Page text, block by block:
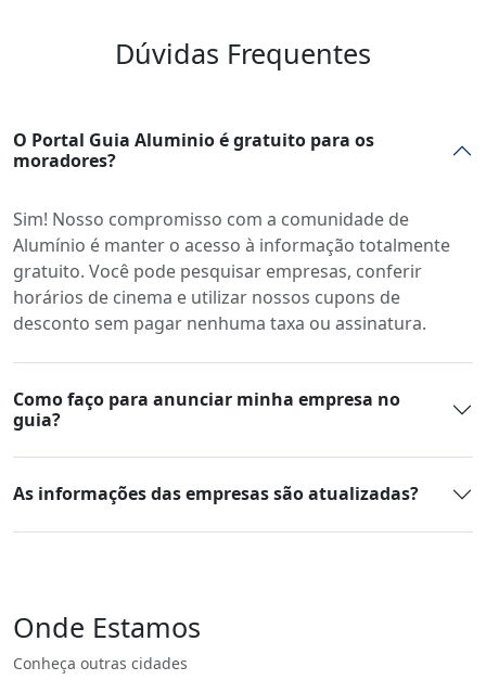
Dúvidas Frequentes
O Portal Guia Aluminio é gratuito para os
moradores?
Sim! Nosso compromisso com a comunidade de
Alumínio é manter o acesso à informação totalmente
gratuito. Você pode pesquisar empresas, conferir
horários de cinema e utilizar nossos cupons de
desconto sem pagar nenhuma taxa ou assinatura.
Como faço para anunciar minha empresa no
guia?
As informações das empresas são atualizadas?
Onde Estamos
Conheça outras cidades